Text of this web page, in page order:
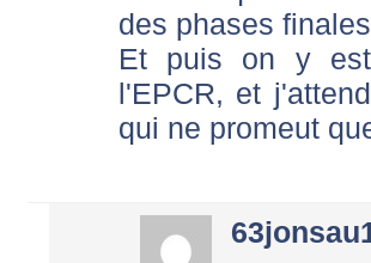
des phases
Et puis on y
l'EPCR, et
qui ne promeut